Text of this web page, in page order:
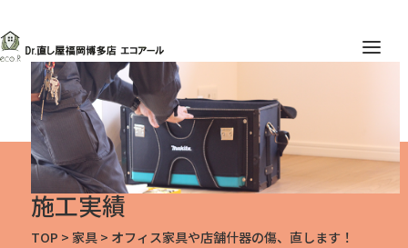
施工実績
TOP >家具 > オフィス家具や店舗什器の傷、直します！